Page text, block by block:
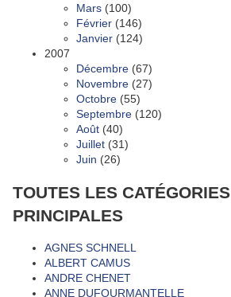
Mars (100)
Février (146)
Janvier (124)
2007
Décembre (67)
Novembre (27)
Octobre (55)
Septembre (120)
Août (40)
Juillet (31)
Juin (26)
TOUTES LES CATÉGORIES
PRINCIPALES
AGNES SCHNELL
ALBERT CAMUS
ANDRE CHENET
ANNE DUFOURMANTELLE